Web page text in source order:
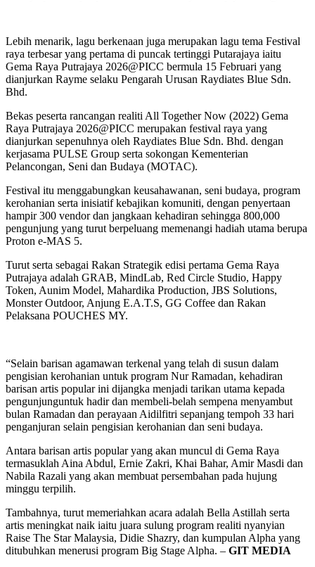
Lebih menarik, lagu berkenaan juga merupakan lagu tema Festival
raya terbesar yang pertama di puncak tertinggi Putarajaya iaitu
Gema Raya Putrajaya 2026@PICC bermula 15 Februari yang
dianjurkan Rayme selaku Pengarah Urusan Raydiates Blue Sdn.
Bhd.
Bekas peserta rancangan realiti All Together Now (2022) Gema
Raya Putrajaya 2026@PICC merupakan festival raya yang
dianjurkan sepenuhnya oleh Raydiates Blue Sdn. Bhd. dengan
kerjasama PULSE Group serta sokongan Kementerian
Pelancongan, Seni dan Budaya (MOTAC).
Festival itu menggabungkan keusahawanan, seni budaya, program
kerohanian serta inisiatif kebajikan komuniti, dengan penyertaan
hampir 300 vendor dan jangkaan kehadiran sehingga 800,000
pengunjung yang turut berpeluang memenangi hadiah utama berupa
Proton e-MAS 5.
Turut serta sebagai Rakan Strategik edisi pertama Gema Raya
Putrajaya adalah GRAB, MindLab, Red Circle Studio, Happy
Token, Aunim Model, Mahardika Production, JBS Solutions,
Monster Outdoor, Anjung E.A.T.S, GG Coffee dan Rakan
Pelaksana POUCHES MY.
“Selain barisan agamawan terkenal yang telah di susun dalam
pengisian kerohanian untuk program Nur Ramadan, kehadiran
barisan artis popular ini dijangka menjadi tarikan utama kepada
pengunjunguntuk hadir dan membeli-belah sempena menyambut
bulan Ramadan dan perayaan Aidilfitri sepanjang tempoh 33 hari
penganjuran selain pengisian kerohanian dan seni budaya.
Antara barisan artis popular yang akan muncul di Gema Raya
termasuklah Aina Abdul, Ernie Zakri, Khai Bahar, Amir Masdi dan
Nabila Razali yang akan membuat persembahan pada hujung
minggu terpilih.
Tambahnya, turut memeriahkan acara adalah Bella Astillah serta
artis meningkat naik iaitu juara sulung program realiti nyanyian
Raise The Star Malaysia, Didie Shazry, dan kumpulan Alpha yang
ditubuhkan menerusi program Big Stage Alpha. – GIT MEDIA